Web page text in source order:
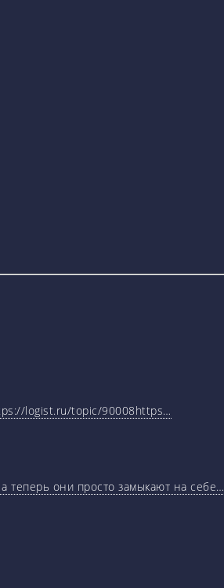
logist.ru/topic/90008https…
теперь они просто замыкают на себе…